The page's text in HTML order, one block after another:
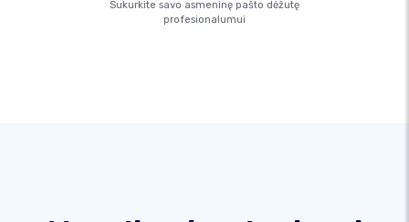
Sukurkite savo asmeninę pašto dėžutę
profesionalumui